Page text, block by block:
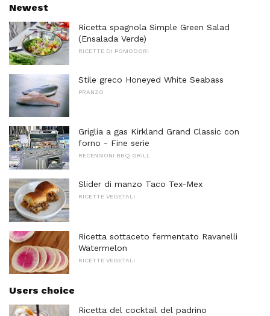
Newest
Ricetta spagnola Simple Green Salad
(Ensalada Verde)
RICETTE DI POMODORI
Stile greco Honeyed White Seabass
PRANZO
Griglia a gas Kirkland Grand Classic con
forno - Fine serie
RECENSIONI BBQ GRILL
Slider di manzo Taco Tex-Mex
RICETTE VEGETALI
Ricetta sottaceto fermentato Ravanelli
Watermelon
RICETTE VEGETALI
Users choice
Ricetta del cocktail del padrino